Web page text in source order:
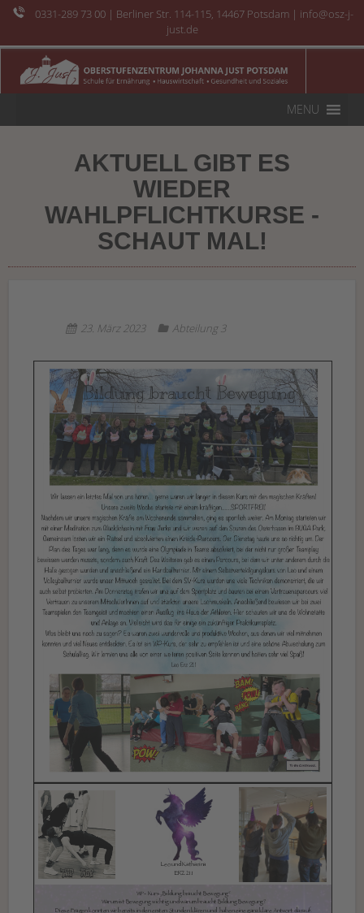
0331-289 73 00 | Berliner Str. 114-115, 14467 Potsdam | info@osz-j-
just.de
MENU
AKTUELL GIBT ES
WIEDER
WAHLPFLICHTKURSE -
SCHAUT MAL!
23. März 2023 Abteilung 3